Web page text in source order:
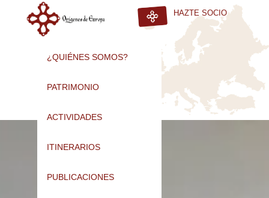
HAZTE SOCIO
¿QUIÉNES SOMOS?
PATRIMONIO
ACTIVIDADES
ITINERARIOS
PUBLICACIONES